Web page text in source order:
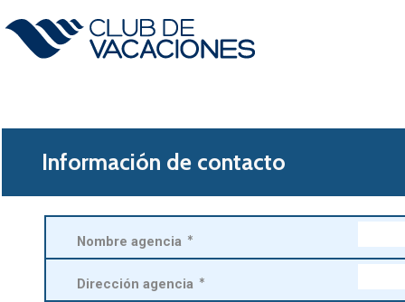
Información de contacto
Nombre agencia *
Dirección agencia *